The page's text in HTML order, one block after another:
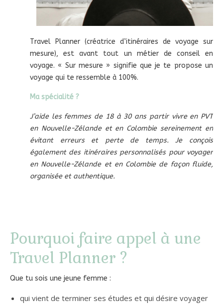
Travel Planner (créatrice d’itinéraires de voyage sur
mesure), est avant tout un métier de conseil en
voyage. « Sur mesure » signifie que je te propose un
voyage qui te ressemble à 100%.
Ma spécialité ?
J’aide les femmes de 18 à 30 ans partir vivre en PVT
en Nouvelle-Zélande et en Colombie sereinement en
évitant erreurs et perte de temps. Je conçois
également des itinéraires personnalisés pour voyager
en Nouvelle-Zélande et en Colombie de façon fluide,
organisée et authentique.
Pourquoi faire appel à une
Travel Planner ?
Que tu sois une jeune femme :
qui vient de terminer ses études et qui désire voyager